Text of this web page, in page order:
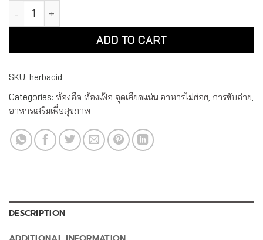
เฮอบาสิด ผลิตภัณฑ์เสริมอาหาร ผงกล้วยผสมผงขิง Herbacid
ADD TO CART
SKU: herbacid
Categories: ท้องอืด ท้องเฟ้อ จุดเสียดแน่น อาหารไม่ย่อย, การขับถ่าย,
อาหารเสริมเพื่อสุขภาพ
DESCRIPTION